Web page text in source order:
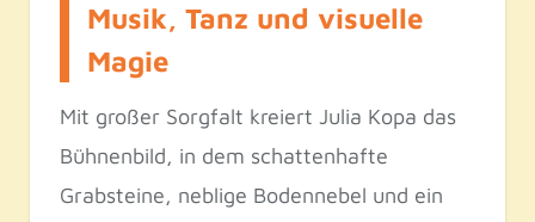
Musik, Tanz und visuelle
Magie
Mit großer Sorgfalt kreiert Julia Kopa das
Bühnenbild, in dem schattenhafte
Grabsteine, neblige Bodennebel und ein